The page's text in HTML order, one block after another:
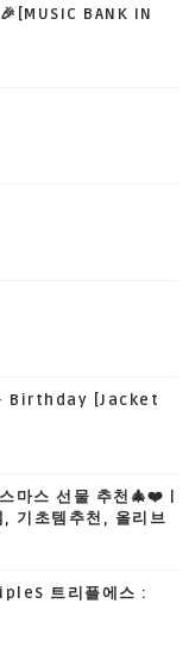
BANK IN
Birthday [Jacket
마스 선물 추천🎄❤️ |
기초템추천, 올리브
트리플에스 :